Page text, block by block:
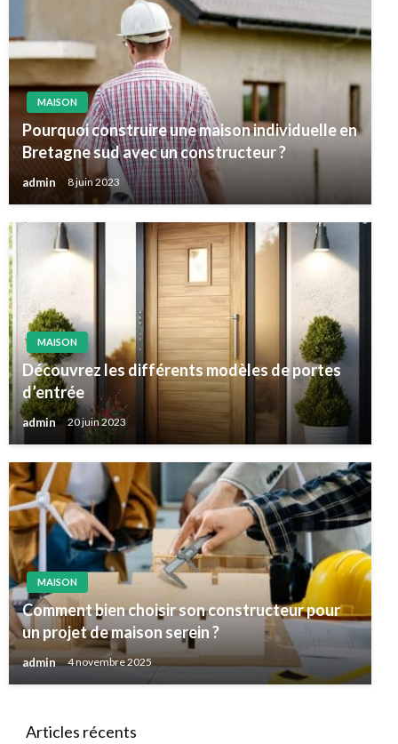
MAISON
Pourquoi construire une maison individuelle en
Bretagne sud avec un constructeur ?
admin 8 juin 2023
MAISON
Découvrez les différents modèles de portes
d’entrée
admin 20 juin 2023
MAISON
Comment bien choisir son constructeur pour
un projet de maison serein ?
admin 4 novembre 2025
Articles récents